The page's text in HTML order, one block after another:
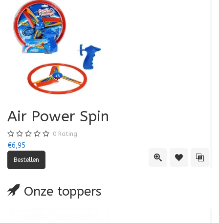
Quick ViewToevoegen
Air Power Spin
0 Rating
€6,95
Onze toppers